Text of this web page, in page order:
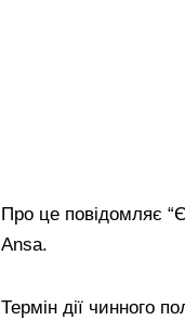
Про це повідомляє
Ansa.
Термін дії чинного